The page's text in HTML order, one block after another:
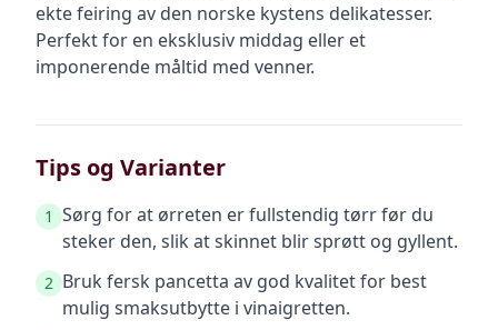
ekte feiring av den norske kystens delikatesser.
Perfekt for en eksklusiv middag eller et
imponerende måltid med venner.
Tips og Varianter
1 Sørg for at ørreten er fullstendig tørr før du
steker den, slik at skinnet blir sprøtt og gyllent.
2 Bruk fersk pancetta av god kvalitet for best
mulig smaksutbytte i vinaigretten.